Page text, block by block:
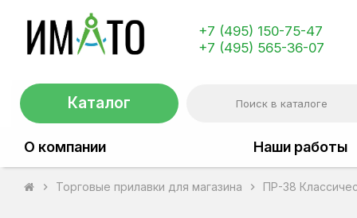
+7 (495) 150-75-47
+7 (495) 565-36-07
Каталог
О компании Наши работы
chevron_right Торговые прилавки для магазина chevron_right ПР-38